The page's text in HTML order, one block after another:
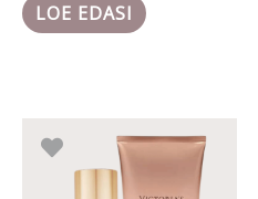
LOE EDASI
hind